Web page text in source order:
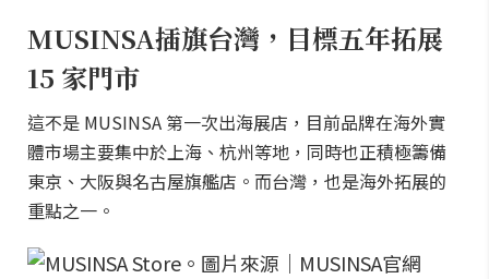
MUSINSA插旗台灣，目標五年拓展
15 家門市
這不是 MUSINSA 第一次出海展店，目前品牌在海外實
體市場主要集中於上海、杭州等地，同時也正積極籌備
東京、大阪與名古屋旗艦店。而台灣，也是海外拓展的
重點之一。